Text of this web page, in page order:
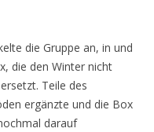
die Gruppe an, in und
die den Winter nicht
Teile des
ergänzte und die Box
darauf